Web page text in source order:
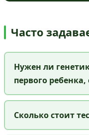
Часто
Нужен ли
первого
Сколько стоит